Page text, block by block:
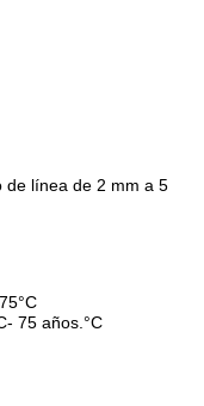
de línea de 2 mm a 5
°C
- 75 años. °C